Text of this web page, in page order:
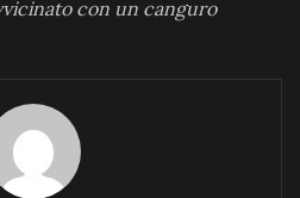
con un canguro